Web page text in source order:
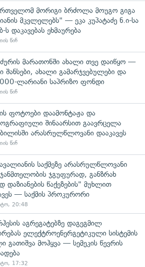
მორიგი ბრძოლა მოუგო გიგა
მკვლელებს" — ეკა კუპატაძე ნ.ი-სა
ს დაკავებას ეხმაურება
წინ
მარათონში ახალი თვე დაიწყო —
შანსები, ახალი გამარჯვებულები და
ლარიანი საპრიზო ფონდი
წინ
ფოტოები დაამონტაჟა და
შინაარსით გაავრცელა
არასრულწლოვანი დააკავეს
წინ
საქმეზე არასრულწლოვანი
ჯგუფურად, განზრახ
დაზიანების წაქეზების" მუხლით
— საქმის პროკურორი
20:48
აგრეგატებზე დაგეგმილ
ელექტროენერგეტიკული სისტემის
გათიშვა მოჰყვა — სემეკის წევრის
17:32